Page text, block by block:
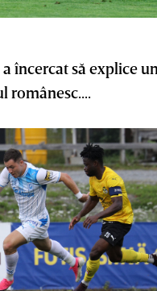
încercat să explice
românesc....